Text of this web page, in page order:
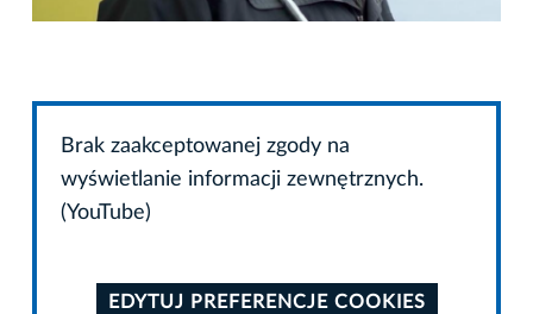
Brak zaakceptowanej zgody na
wyświetlanie informacji zewnętrznych.
(YouTube)
EDYTUJ PREFERENCJE COOKIES